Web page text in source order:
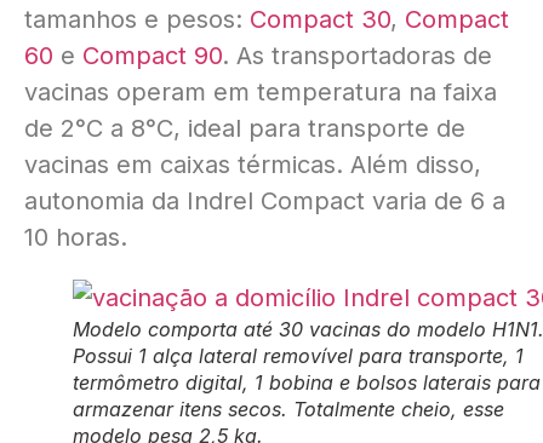
tamanhos e pesos: Compact 30, Compact
60 e Compact 90. As transportadoras de
vacinas operam em temperatura na faixa
de 2°C a 8°C, ideal para transporte de
vacinas em caixas térmicas. Além disso,
autonomia da Indrel Compact varia de 6 a
10 horas.
Modelo comporta até 30 vacinas do modelo H1N1.
Possui 1 alça lateral removível para transporte, 1
termômetro digital, 1 bobina e bolsos laterais para
armazenar itens secos. Totalmente cheio, esse
modelo pesa 2,5 kg.